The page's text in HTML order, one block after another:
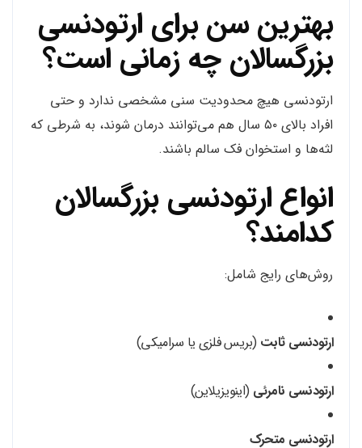
بهترین سن برای ارتودنسی
بزرگسالان چه زمانی است؟
ارتودنسی هیچ محدودیت سنی مشخصی ندارد و حتی
افراد بالای ۵۰ سال هم می‌توانند درمان شوند، به شرطی که
لثه‌ها و استخوان فک سالم باشند.
انواع ارتودنسی بزرگسالان
کدامند؟
روش‌های رایج شامل:
ارتودنسی ثابت (بریس فلزی یا سرامیکی)
ارتودنسی نامرئی (اینویزیلاین)
ارتودنسی متحرک